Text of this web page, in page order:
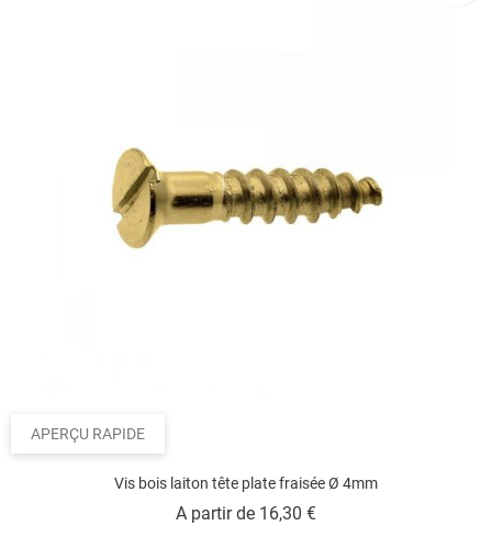
APERÇU RAPIDE
Vis bois laiton tête plate fraisée Ø 4mm
A partir de 16,30 €Prix